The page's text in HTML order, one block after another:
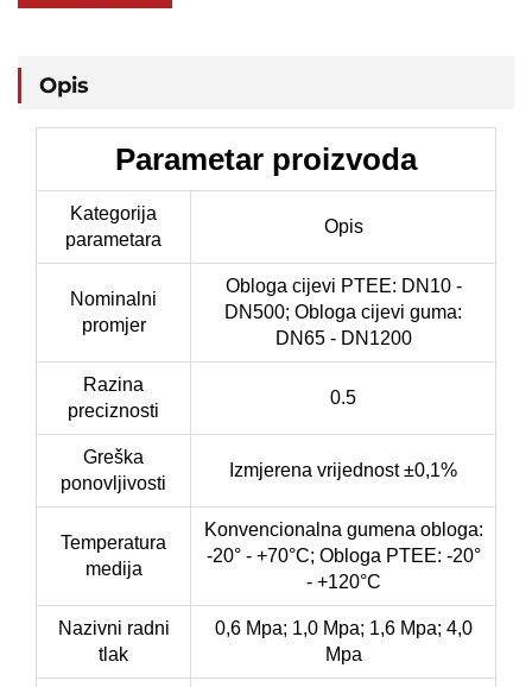
Opis
Parametar proizvoda
Kategorija
parametara
Opis
Nominalni
promjer
Obloga cijevi PTEE: DN10 -
DN500; Obloga cijevi guma:
DN65 - DN1200
Razina
preciznosti
0.5
Greška
ponovljivosti
Izmjerena vrijednost ±0,1%
Temperatura
medija
Konvencionalna gumena obloga:
-20° - +70°C; Obloga PTEE: -20°
- +120°C
Nazivni radni
tlak
0,6 Mpa; 1,0 Mpa; 1,6 Mpa; 4,0
Mpa